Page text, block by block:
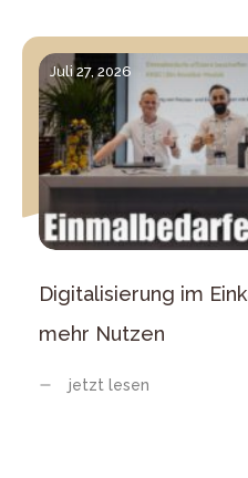
Juli 27, 2026
Digitalisierung im
mehr Nutzen
jetzt lesen